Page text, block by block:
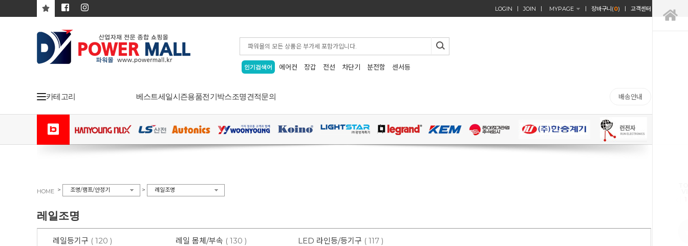
LOGIN JOIN MYPAGE 장바구니(0) 고객센터
인기검색어 에어컨 장갑 전선 차단기 분전함 센서등
카테고리 베스트세일시즌용품전기박스조명견적문의 배송안내
HOME > 조명/램프/안정기 > 레일조명
레일조명
레일등기구 ( 120 ) 레일 몸체/부속 ( 130 ) LED 라인등/등기구 ( 117 )